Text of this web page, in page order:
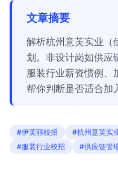
文章摘要
解析杭州意芙实业（
划。非设计岗如供应
服装行业薪资惯例、
帮你判断是否适合加
#伊芙丽校招 #杭州意芙实
#服装行业校招
#供应链管